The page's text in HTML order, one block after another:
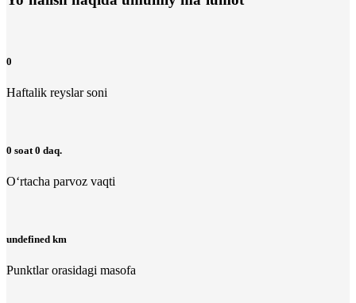
0
Haftalik reyslar soni
0 soat 0 daq.
O‘rtacha parvoz vaqti
undefined km
Punktlar orasidagi masofa